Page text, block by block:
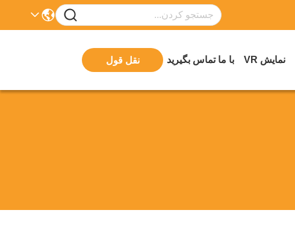
نمایش VR با ما تماس بگیرید نقل قول